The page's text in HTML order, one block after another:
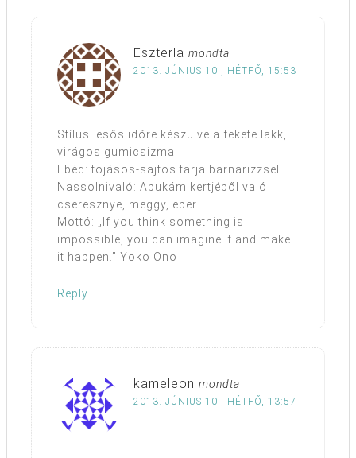
Eszterla mondta
2013. JÚNIUS 10., HÉTFŐ, 15:53
Stílus: esős időre készülve a fekete lakk,
virágos gumicsizma
Ebéd: tojásos-sajtos tarja barnarizzsel
Nassolnivaló: Apukám kertjéből való
cseresznye, meggy, eper
Mottó: „If you think something is
impossible, you can imagine it and make
it happen.” Yoko Ono
Reply
kameleon mondta
2013. JÚNIUS 10., HÉTFŐ, 13:57